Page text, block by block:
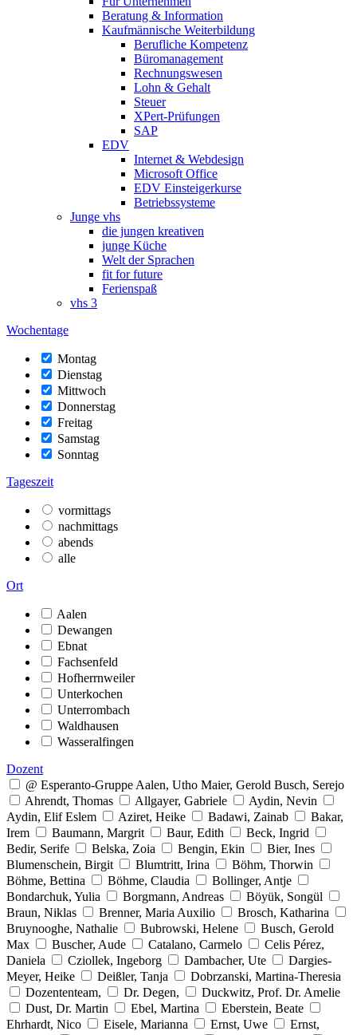
Beratung & Information
Kaufmännische Weiterbildung
Berufliche Kompetenz
Büromanagement
Rechnungswesen
Lohn & Gehalt
Steuer
XPert-Prüfungen
SAP
EDV
Internet & Webdesign
Microsoft Office
EDV Einsteigerkurse
Betriebssysteme
Junge vhs
die jungen kreativen
junge Küche
Welt der Sprachen
fit for future
Ferienspaß
vhs 3
Wochentage
Montag
Dienstag
Mittwoch
Donnerstag
Freitag
Samstag
Sonntag
Tageszeit
vormittags
nachmittags
abends
alle
Ort
Aalen
Dewangen
Ebnat
Fachsenfeld
Hofherrnweiler
Unterkochen
Unterrombach
Waldhausen
Wasseralfingen
Dozent
@ Esperanto-Gruppe Aalen, Utho Maier, Gerold Busch, Serejo
Ahrendt, Thomas
Allgayer, Gabriele
Aydin, Nevin
Aydin, Elif Eslem
Aziret, Heike Badawi, Zainab
Bakar,
Irem
Baumann, Margrit Baur, Edith
Beck, Ingrid
Bedir, Serife
Belska, Zoia Bengin, Ekin
Bier, Ines
Blumenschein, Birgit
Blumtritt, Irina
Böhm, Thorwin
Böhme, Bettina
Böhme, Claudia
Bollinger, Antje
Bondarchuk, Yulia
Borgmann, Andreas
Böyük, Songül
Braun, Niklas
Brenner, Maria Auxilio
Brosch, Katharina
Bruynooghe, Nathalie
Bubrowski, Helene
Busch, Gerold
Max
Buscher, Aude Catalano, Carmelo
Celis Pérez,
Daniela
Cziollek, Ingeborg Dambacher, Ute
Dargies-
Meyer, Heike
Deißler, Tanja
Dobrzanski, Martina-Theresia
Dozententeam,
Dr. Degen,
Duckwitz, Prof. Dr. Amelie
Dust, Dr. Martin
Ebel, Martina
Eberstein, Beate
Ehrhardt, Nico
Eisele, Marianna Ernst, Uwe
Ernst,